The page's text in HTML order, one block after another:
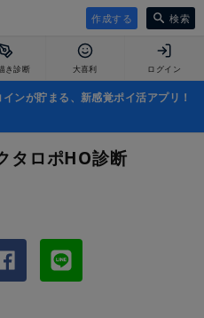
作成する 検索
き診断 大喜利 ログイン
ンが貯まる、新感覚ポイ活アプリ！
タロポHO診断